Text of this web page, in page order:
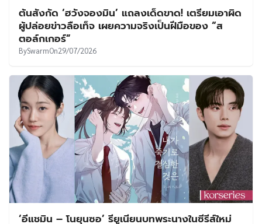
ต้นสังกัด ‘ฮวังจองมิน’ แถลงเด็ดขาด! เตรียมเอาผิด
ผู้ปล่อยข่าวลือเท็จ เผยความจริงเป็นฝีมือของ “ส
ตอล์กเกอร์”
BySwarmOn29/07/2026
‘อีแชมิน – โนยุนซอ’ รียูเนียนบทพระนางในซีรีส์ใหม่